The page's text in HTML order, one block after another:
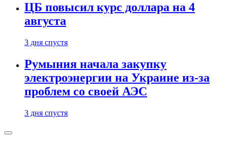
ЦБ повысил курс доллара на 4
августа
3 дня спустя
Румыния начала закупку
электроэнергии на Украине из-за
проблем со своей АЭС
3 дня спустя